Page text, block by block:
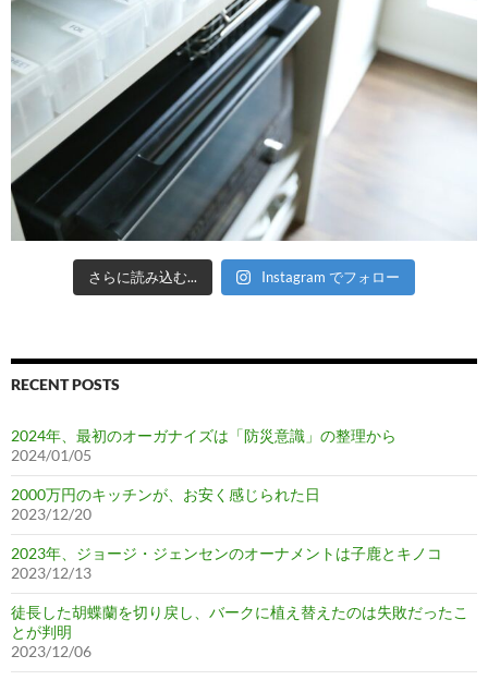
さらに読み込む... Instagram でフォロー
RECENT POSTS
2024年、最初のオーガナイズは「防災意識」の整理から
2024/01/05
2000万円のキッチンが、お安く感じられた日
2023/12/20
2023年、ジョージ・ジェンセンのオーナメントは子鹿とキノコ
2023/12/13
徒長した胡蝶蘭を切り戻し、バークに植え替えたのは失敗だったこ
とが判明
2023/12/06